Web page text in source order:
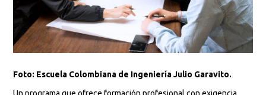
Foto: Escuela Colombiana de Ingeniería Julio Garavito.
Un programa que ofrece formación profesional con exigencia